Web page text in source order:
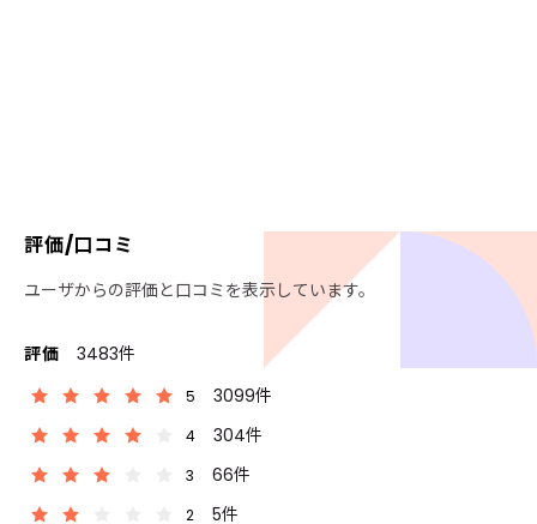
評価/口コミ
ユーザからの評価と口コミを表示しています。
評価 3483件
5 3099件
4 304件
3 66件
2 5件